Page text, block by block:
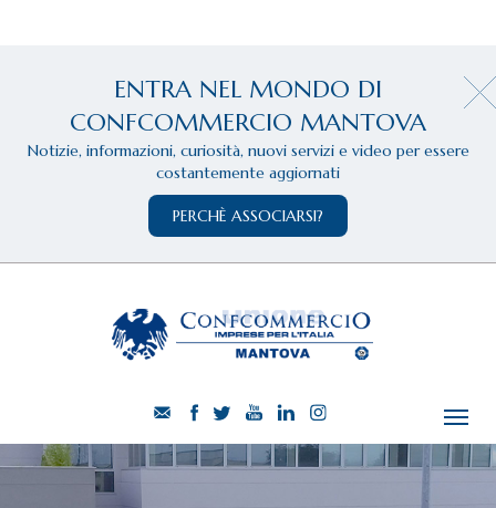
ENTRA NEL MONDO DI
CONFCOMMERCIO MANTOVA
Notizie, informazioni, curiosità, nuovi servizi e video per essere
costantemente aggiornati
PERCHÈ ASSOCIARSI?